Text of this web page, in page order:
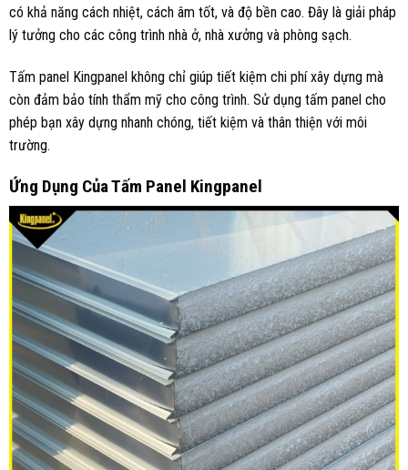
có khả năng cách nhiệt, cách âm tốt, và độ bền cao. Đây là giải pháp
lý tưởng cho các công trình nhà ở, nhà xưởng và phòng sạch.
Tấm panel Kingpanel không chỉ giúp tiết kiệm chi phí xây dựng mà
còn đảm bảo tính thẩm mỹ cho công trình. Sử dụng tấm panel cho
phép bạn xây dựng nhanh chóng, tiết kiệm và thân thiện với môi
trường.
Ứng Dụng Của Tấm Panel Kingpanel